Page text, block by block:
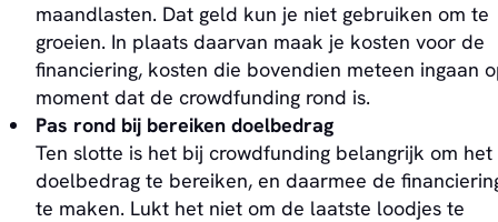
maandlasten. Dat geld kun je niet gebruiken om te
groeien. In plaats daarvan maak je kosten voor de
financiering, kosten die bovendien meteen ingaan
moment dat de crowdfunding rond is.
Pas rond bij bereiken doelbedrag
Ten slotte is het bij crowdfunding belangrijk om het
doelbedrag te bereiken, en daarmee de
te maken. Lukt het niet om de laatste loodjes te